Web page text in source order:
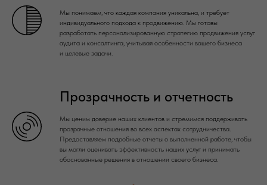
Мы понимаем, что каждая компания уникальна, и требует
индивидуального подхода к продвижению. Мы готовы
разработать персонализированную стратегию продвижения услуг
аудита и консалтинга, учитывая особенности вашего бизнеса
и целевые задачи.
Прозрачность и отчетность
Мы ценим доверие наших клиентов и стремимся поддерживать
прозрачные отношения во всех аспектах сотрудничества.
Предоставляем подробные отчеты о выполненной работе, чтобы
вы могли оценивать эффективность наших услуг и принимать
обоснованные решения в отношении своего бизнеса.